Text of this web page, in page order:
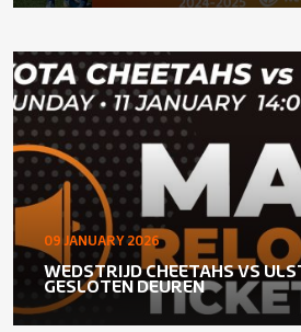
09 JANUARY 2026
WEDSTRIJD CHEETAHS VS
GESLOTEN DEUREN